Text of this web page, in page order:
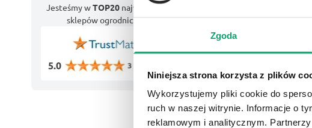
Zgoda
Niniejsza strona korzysta z plików
Wykorzystujemy pliki cookie do
ruch w naszej witrynie. Informacje o
reklamowym i analitycznym.
Jesteśmy wTOP20największych
sklepów ogrodniczych